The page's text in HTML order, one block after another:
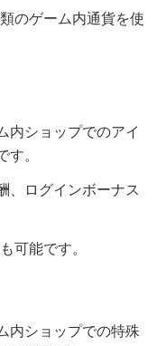
のゲーム内通貨を使
内ショップでのアイ
す。
、ログインボーナス
可能です。
内ショップでの特殊